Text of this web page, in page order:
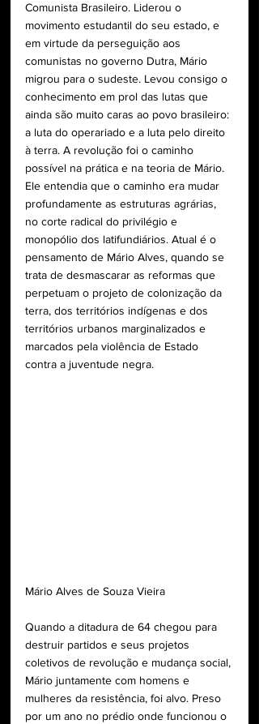
Comunista Brasileiro. Liderou o
movimento estudantil do seu estado, e
em virtude da perseguição aos
comunistas no governo Dutra, Mário
migrou para o sudeste. Levou consigo o
conhecimento em prol das lutas que
ainda são muito caras ao povo brasileiro:
a luta do operariado e a luta pelo direito
à terra. A revolução foi o caminho
possível na prática e na teoria de Mário.
Ele entendia que o caminho era mudar
profundamente as estruturas agrárias,
no corte radical do privilégio e
monopólio dos latifundiários. Atual é o
pensamento de Mário Alves, quando se
trata de desmascarar as reformas que
perpetuam o projeto de colonização da
terra, dos territórios indígenas e dos
territórios urbanos marginalizados e
marcados pela violência de Estado
contra a juventude negra.
Mário Alves de Souza Vieira
Quando a ditadura de 64 chegou para
destruir partidos e seus projetos
coletivos de revolução e mudança social,
Mário juntamente com homens e
mulheres da resistência, foi alvo. Preso
por um ano no prédio onde funcionou o